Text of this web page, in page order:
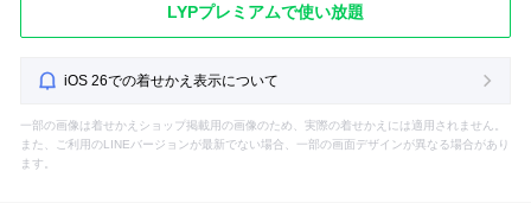
LYPプレミアムで使い放題
iOS 26での着せかえ表示について
一部の画像は着せかえショップ掲載用の画像のため、実際の着せかえには適用されません。
また、ご利用のLINEバージョンが最新でない場合、一部の画面デザインが異なる場合があり
ます。